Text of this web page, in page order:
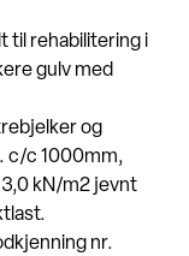
til rehabilitering i
gulv med
og
c/c 1000mm,
kN/m2 jevnt
nr.